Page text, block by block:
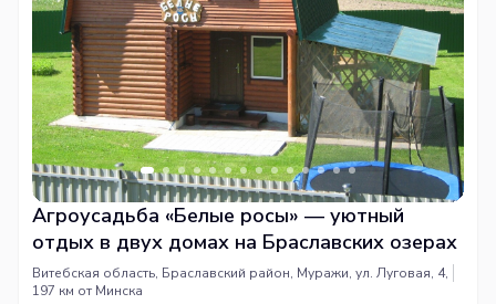
Агроусадьба «Белые росы» — уютный
отдых в двух домах на Браславских озерах
Витебская область, Браславский район, Муражи, ул. Луговая, 4,
197 км от Минска